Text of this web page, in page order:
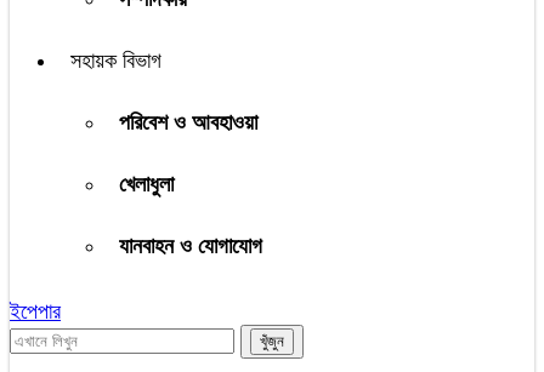
সহায়ক বিভাগ
পরিবেশ ও আবহাওয়া
খেলাধুলা
যানবাহন ও যোগাযোগ
ইপেপার